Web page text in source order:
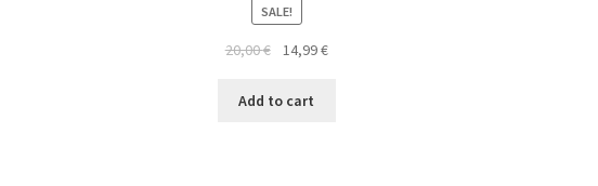
SALE!
20,00€ 14,99€
Add to cart